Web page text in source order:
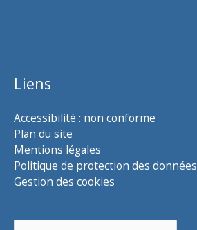
Liens
Accessibilité : non conforme
Plan du site
Mentions légales
Politique de protection des données
Gestion des cookies